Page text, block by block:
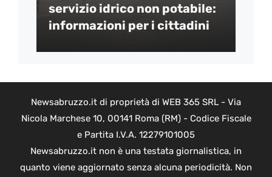
servizio idrico non potabile:
informazioni per i cittadini
Newsabruzzo.it di proprietà di WEB 365 SRL - Via
Nicola Marchese 10, 00141 Roma (RM) - Codice Fiscale
e Partita I.V.A. 12279101005
Newsabruzzo.it non è una testata giornalistica, in
quanto viene aggiornato senza alcuna periodicità. Non